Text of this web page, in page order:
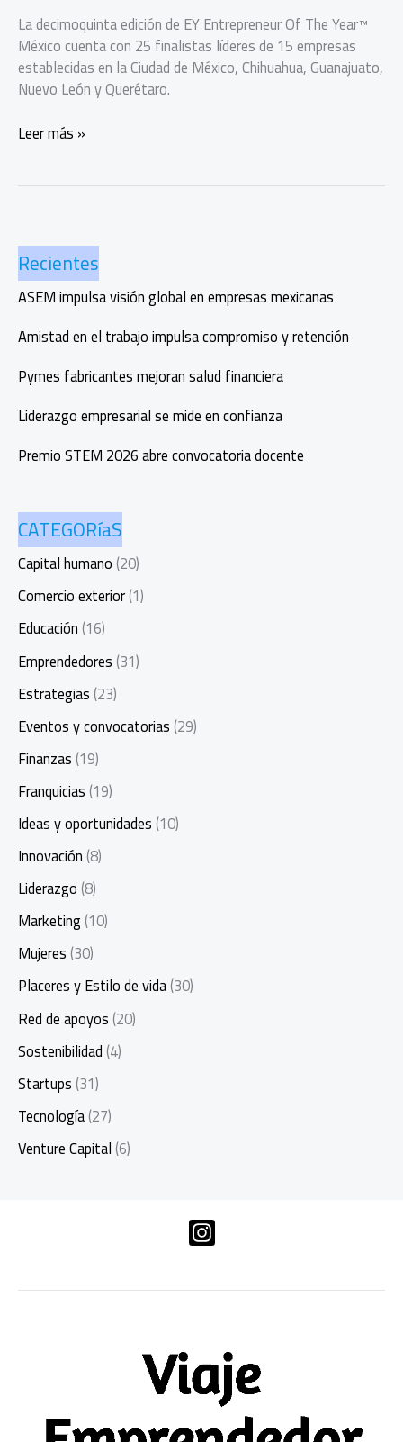
La decimoquinta edición de EY Entrepreneur Of The Year™
México cuenta con 25 finalistas líderes de 15 empresas
establecidas en la Ciudad de México, Chihuahua, Guanajuato,
Nuevo León y Querétaro.
Conoce
EY
Entrepreneur
Of
The
Year™
2025
México
Leer más »
Recientes
ASEM impulsa visión global en empresas mexicanas
Amistad en el trabajo impulsa compromiso y retención
Pymes fabricantes mejoran salud financiera
Liderazgo empresarial se mide en confianza
Premio STEM 2026 abre convocatoria docente
CATEGORíaS
Capital humano(20)
Comercio exterior(1)
Educación(16)
Emprendedores(31)
Estrategias(23)
Eventos y convocatorias(29)
Finanzas(19)
Franquicias(19)
Ideas y oportunidades(10)
Innovación(8)
Liderazgo(8)
Marketing(10)
Mujeres(30)
Placeres y Estilo de vida(30)
Red de apoyos(20)
Sostenibilidad(4)
Startups(31)
Tecnología(27)
Venture Capital(6)